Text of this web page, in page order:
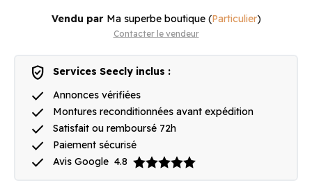
Vendu par Ma superbe boutique(Particulier)
Contacter le vendeur
verified_user Services Seecly inclus :
done Annonces vérifiées
done Montures reconditionnées avant expédition
done Satisfait ou remboursé 72h
done Paiement sécurisé
done Avis Google 4.8